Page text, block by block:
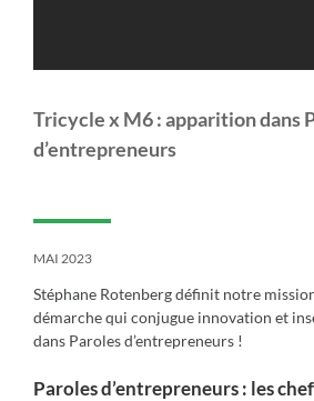
Tricycle x M6 : apparition dans
d’entrepreneurs
MAI 2023
Stéphane Rotenberg définit notre
démarche qui conjugue innovation et
dans Paroles d’entrepreneurs !
Paroles d’entrepreneurs : les